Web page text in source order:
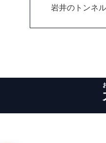
岩井のトンネ